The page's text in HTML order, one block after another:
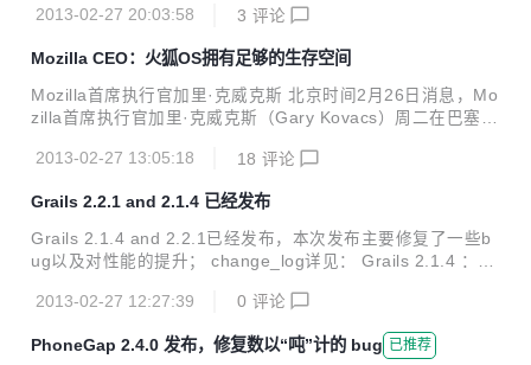
是，当新版Pocket Bell放弃了心形符号...
d$：npm update express
2013-02-27 20:03:58 3 评论
Mozilla CEO：火狐OS拥有足够的生存空间
Mozilla首席执行官加里·克威克斯 北京时间2月26日消息，Mo
zilla首席执行官加里·克威克斯（Gary Kovacs）周二在巴塞罗
年时间里互联网用户人数将会增加20亿人，这意味着另一种移
表示，iOS和Android在智能手机市场上处于领先地位，但这两
个移动操作系统不能完全覆盖整个市场。不过，他并未具体提
及将有哪些公司会使用iOS和Android以外的另一种移动操作系
统。 “我觉得，认为将有30亿、40亿、50亿或是60亿用户能
通过一家、两家或是五家公司（所...
2013-02-27 13:05:18 18 评论
Grails 2.2.1 and 2.1.4 已经发布
Grails 2.1.4 and 2.2.1已经发布，本次发布主要修复了一些b
ug以及对性能的提升； change_log详见： Grails 2.1.4 ：htt
p://grails.org/2.2.1%20Release%20Notes
2013-02-27 12:27:39 0 评论
PhoneGap 2.4.0 发布，修复数以“吨”计的 bug 已推荐